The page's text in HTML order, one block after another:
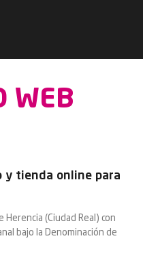
WEB
y tienda online para
(Ciudad Real) con
bajo la Denominación de